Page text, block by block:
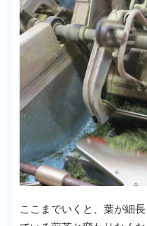
ここまでいくと、葉が細